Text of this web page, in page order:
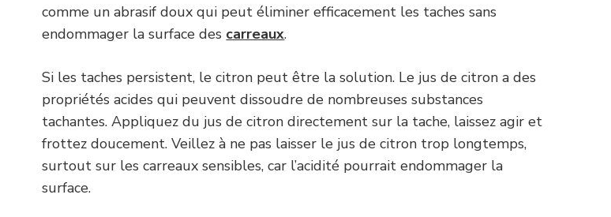
comme un abrasif doux qui peut éliminer efficacement les taches sans
endommager la surface des carreaux.
Si les taches persistent, le citron peut être la solution. Le jus de citron a des
propriétés acides qui peuvent dissoudre de nombreuses substances
tachantes. Appliquez du jus de citron directement sur la tache, laissez agir et
frottez doucement. Veillez à ne pas laisser le jus de citron trop longtemps,
surtout sur les carreaux sensibles, car l’acidité pourrait endommager la
surface.